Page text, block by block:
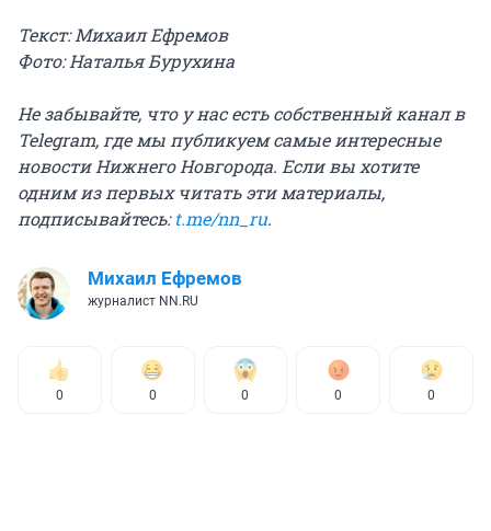
Текст: Михаил Ефремов
Фото: Наталья Бурухина
Не забывайте, что у нас есть собственный канал в
Telegram, где мы публикуем самые интересные
новости Нижнего Новгорода. Если вы хотите
одним из первых читать эти материалы,
подписывайтесь:t.me/nn_ru.
Михаил Ефремов
журналист NN.RU
0 0 0 0 0